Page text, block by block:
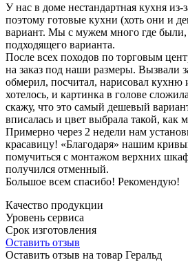
У нас в доме нестандартная кухня из-
поэтому готовые кухни (хоть они и
вариант. Мы с мужем много где
подходящего варианта.
После всех походов по торговым
на заказ под наши размеры. Вызвали
обмерил, посчитал, нарисовал кухню
хотелось, и картинка в голове
скажу, что это самый дешевый
вписалась и цвет выбрала такой, как
Примерно через 2 недели нам
красавицу! «Благодаря» нашим
помучиться с монтажом верхних
получился отменный.
Большое всем спасибо! Рекомендую!
Качество продукции
Уровень сервиса
Срок изготовления
Оставить отзыв
Оставить отзыв на товар Геральд